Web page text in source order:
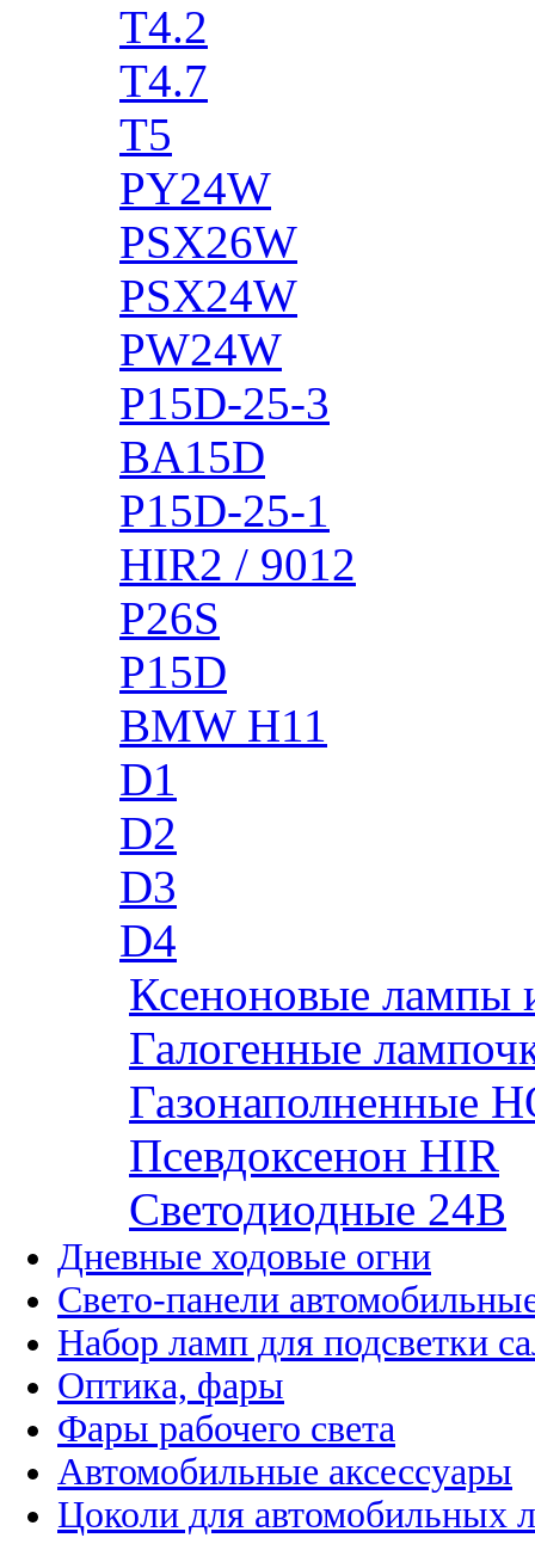
T4.2
T4.7
T5
PY24W
PSX26W
PSX24W
PW24W
P15D-25-3
BA15D
P15D-25-1
HIR2 / 9012
P26S
P15D
BMW H11
D1
D2
D3
D4
Ксеноновые лампы
Галогенные
Газонаполненные
Псевдоксенон HIR
Cветодиодные 24B
Дневные ходовые огни
Свето-панели
Набор ламп для подсветки
Оптика, фары
Фары рабочего света
Автомобильные аксессуары
Цоколи для автомобильных